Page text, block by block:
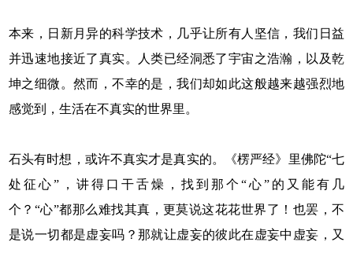
本来，日新月异的科学技术，几乎让所有人坚信，我们日益
并迅速地接近了真实。人类已经洞悉了宇宙之浩瀚，以及乾
坤之细微。然而，不幸的是，我们却如此这般越来越强烈地
感觉到，生活在不真实的世界里。
石头有时想，或许不真实才是真实的。《楞严经》里佛陀“七
处征心”，讲得口干舌燥，找到那个“心”的又能有几
个？“心”都那么难找其真，更莫说这花花世界了！也罢，不
是说一切都是虚妄吗？那就让虚妄的彼此在虚妄中虚妄，又